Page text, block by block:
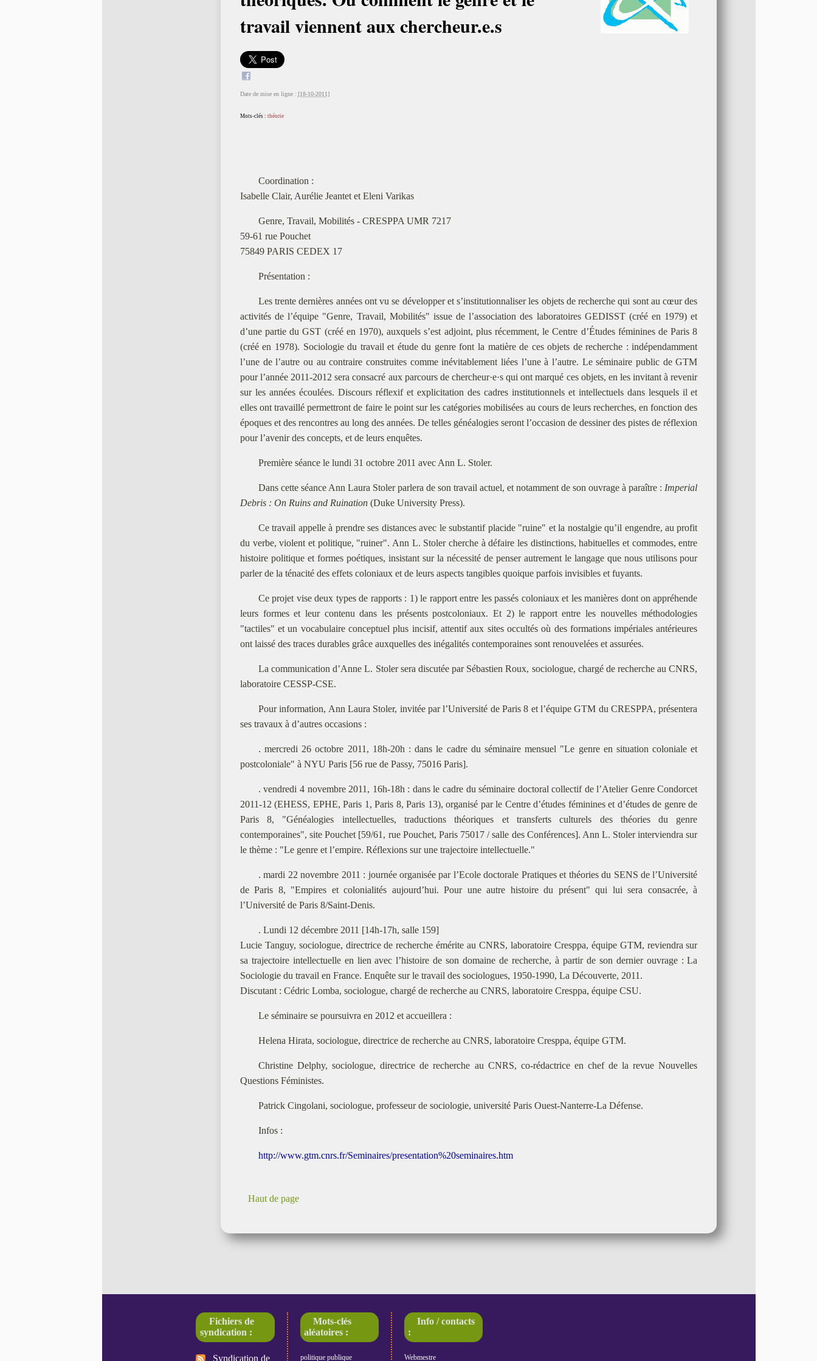
travail viennent aux chercheur.e.s
Date de mise en ligne : [18-10-2011]
Mots-clés : théorie
Coordination :
Isabelle Clair, Aurélie Jeantet et Eleni Varikas
Genre, Travail, Mobilités - CRESPPA UMR 7217
59-61 rue Pouchet
75849 PARIS CEDEX 17
Présentation :
Les trente dernières années ont vu se développer et s’institutionnaliser les objets de recherche qui sont au cœur des
activités de l’équipe "Genre, Travail, Mobilités" issue de l’association des laboratoires GEDISST (créé en 1979) et
d’une partie du GST (créé en 1970), auxquels s’est adjoint, plus récemment, le Centre d’Études féminines de Paris 8
(créé en 1978). Sociologie du travail et étude du genre font la matière de ces objets de recherche : indépendamment
l’une de l’autre ou au contraire construites comme inévitablement liées l’une à l’autre. Le séminaire public de GTM
pour l’année 2011-2012 sera consacré aux parcours de chercheur·e·s qui ont marqué ces objets, en les invitant à revenir
sur les années écoulées. Discours réflexif et explicitation des cadres institutionnels et intellectuels dans lesquels il et
elles ont travaillé permettront de faire le point sur les catégories mobilisées au cours de leurs recherches, en fonction des
époques et des rencontres au long des années. De telles généalogies seront l’occasion de dessiner des pistes de réflexion
pour l’avenir des concepts, et de leurs enquêtes.
Première séance le lundi 31 octobre 2011 avec Ann L. Stoler.
Dans cette séance Ann Laura Stoler parlera de son travail actuel, et notamment de son ouvrage à paraître : Imperial
Debris : On Ruins and Ruination(Duke University Press).
Ce travail appelle à prendre ses distances avec le substantif placide "ruine" et la nostalgie qu’il engendre, au profit
du verbe, violent et politique, "ruiner". Ann L. Stoler cherche à défaire les distinctions, habituelles et commodes, entre
histoire politique et formes poétiques, insistant sur la nécessité de penser autrement le langage que nous utilisons pour
parler de la ténacité des effets coloniaux et de leurs aspects tangibles quoique parfois invisibles et fuyants.
Ce projet vise deux types de rapports : 1) le rapport entre les passés coloniaux et les manières dont on appréhende
leurs formes et leur contenu dans les présents postcoloniaux. Et 2) le rapport entre les nouvelles méthodologies
"tactiles" et un vocabulaire conceptuel plus incisif, attentif aux sites occultés où des formations impériales antérieures
ont laissé des traces durables grâce auxquelles des inégalités contemporaines sont renouvelées et assurées.
La communication d’Anne L. Stoler sera discutée par Sébastien Roux, sociologue, chargé de recherche au CNRS,
laboratoire CESSP-CSE.
Pour information, Ann Laura Stoler, invitée par l’Université de Paris 8 et l’équipe GTM du CRESPPA, présentera
ses travaux à d’autres occasions :
. mercredi 26 octobre 2011, 18h-20h : dans le cadre du séminaire mensuel "Le genre en situation coloniale et
postcoloniale" à NYU Paris [56 rue de Passy, 75016 Paris].
. vendredi 4 novembre 2011, 16h-18h : dans le cadre du séminaire doctoral collectif de l’Atelier Genre Condorcet
2011-12 (EHESS, EPHE, Paris 1, Paris 8, Paris 13), organisé par le Centre d’études féminines et d’études de genre de
Paris 8, "Généalogies intellectuelles, traductions théoriques et transferts culturels des théories du genre
contemporaines", site Pouchet [59/61, rue Pouchet, Paris 75017 / salle des Conférences]. Ann L. Stoler interviendra sur
le thème : "Le genre et l’empire. Réflexions sur une trajectoire intellectuelle."
. mardi 22 novembre 2011 : journée organisée par l’Ecole doctorale Pratiques et théories du SENS de l’Université
de Paris 8, "Empires et colonialités aujourd’hui. Pour une autre histoire du présent" qui lui sera consacrée, à
l’Université de Paris 8/Saint-Denis.
. Lundi 12 décembre 2011 [14h-17h, salle 159]
Lucie Tanguy, sociologue, directrice de recherche émérite au CNRS, laboratoire Cresppa, équipe GTM, reviendra sur
sa trajectoire intellectuelle en lien avec l’histoire de son domaine de recherche, à partir de son dernier ouvrage : La
Sociologie du travail en France. Enquête sur le travail des sociologues, 1950-1990, La Découverte, 2011.
Discutant : Cédric Lomba, sociologue, chargé de recherche au CNRS, laboratoire Cresppa, équipe CSU.
Le séminaire se poursuivra en 2012 et accueillera :
Helena Hirata, sociologue, directrice de recherche au CNRS, laboratoire Cresppa, équipe GTM.
Christine Delphy, sociologue, directrice de recherche au CNRS, co-rédactrice en chef de la revue Nouvelles
Questions Féministes.
Patrick Cingolani, sociologue, professeur de sociologie, université Paris Ouest-Nanterre-La Défense.
Infos :
http://www.gtm.cnrs.fr/Seminaires/presentation%20seminaires.htm
Haut de page
Fichiers de
syndication :
Syndication de
Mots-clés
aléatoires :
politique publique
Info / contacts
:
Webmestre